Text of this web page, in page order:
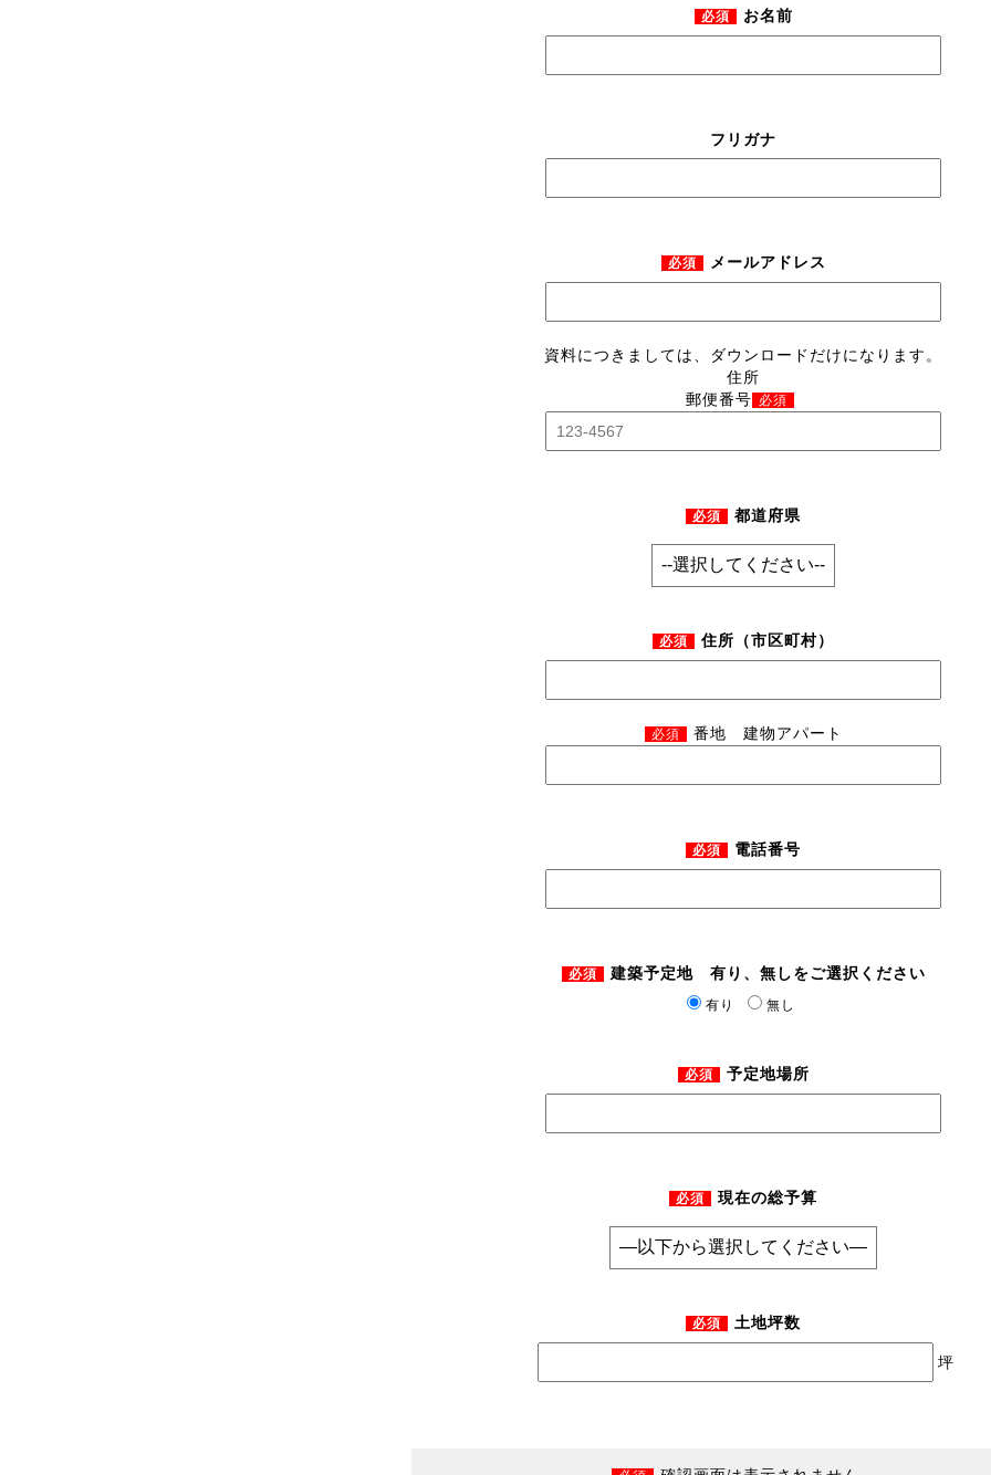
必須 お名前
フリガナ
必須 メールアドレス
資料につきましては、ダウンロードだけになります。
住所
郵便番号 必須
必須 都道府県
必須 住所（市区町村）
必須 番地 建物アパート
必須 電話番号
必須 建築予定地 有り、無しをご選択ください
有り 無し
必須 予定地場所
必須 現在の総予算
必須 土地坪数
坪